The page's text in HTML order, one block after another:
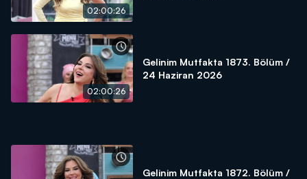
02:00:26
02:00:26
Gelinim Mutfakta 1873. Bölüm /
24 Haziran 2026
Gelinim Mutfakta 1872. Bölüm /